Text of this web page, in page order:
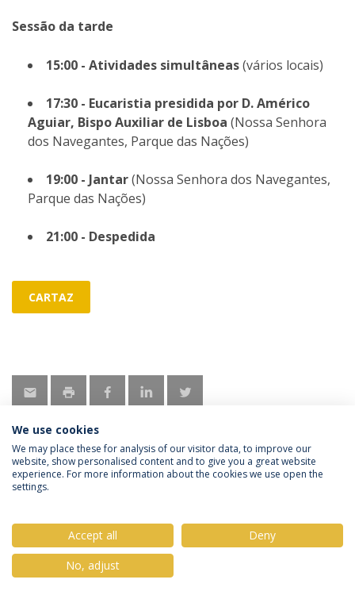
Sessão da tarde
15:00 - Atividades simultâneas(vários locais)
17:30 - Eucaristia presidida por D. Américo
Aguiar, Bispo Auxiliar de Lisboa (Nossa Senhora
dos Navegantes, Parque das Nações)
19:00 - Jantar(Nossa Senhora dos Navegantes,
Parque das Nações)
21:00 - Despedida
CARTAZ
Política de Privacidade
Termos & Condições
© 2026 Universidade Católica Portuguesa
We use cookies
We may place these for analysis of our visitor data, to improve our
website, show personalised content and to give you a great website
experience. For more information about the cookies we use open the
settings.
Accept all
Deny
No, adjust